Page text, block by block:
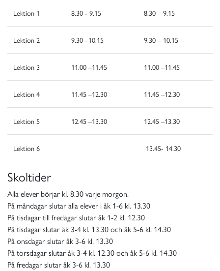
Lektion 1 8.30 - 9.15 8.30 – 9.15
Lektion 2 9.30 –10.15 9.30 – 10.15
Lektion 3 11.00 –11.45 11.00 –11.45
Lektion 4 11.45 –12.30 11.45 –12.30
Lektion 5 12.45 –13.30 12.45 –13.30
Lektion 6 13.45- 14.30
Skoltider
Alla elever börjar kl. 8.30 varje morgon.
På måndagar slutar alla elever i åk 1-6 kl. 13.30
På tisdagar till fredagar slutar åk 1-2 kl. 12.30
På tisdagar slutar åk 3-4 kl. 13.30 och åk 5-6 kl. 14.30
På onsdagar slutar åk 3-6 kl. 13.30
På torsdagar slutar åk 3-4 kl. 12.30 och åk 5-6 kl. 14.30
På fredagar slutar åk 3-6 kl. 13.30